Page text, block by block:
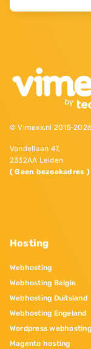
© Vimexx.nl
Vondellaan 47,
2332AA Leiden
( Geen bezoekadres )
Hosting
Webhosting
Webhosting Belgie
Webhosting Duitsland
Webhosting Engeland
Wordpress webhosting
Magento hosting